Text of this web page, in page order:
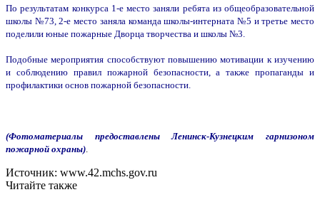
По результатам конкурса 1-е место заняли ребята из общеобразовательной
школы №73, 2-е место заняла команда школы-интерната №5 и третье место
поделили юные пожарные Дворца творчества и школы №3.
Подобные мероприятия способствуют повышению мотивации к изучению
и соблюдению правил пожарной безопасности, а также пропаганды и
профилактики основ пожарной безопасности.
(Фотоматериалы предоставлены Ленинск-Кузнецким гарнизоном
пожарной охраны)
Источник: www.42.mchs.gov.ru
Читайте также